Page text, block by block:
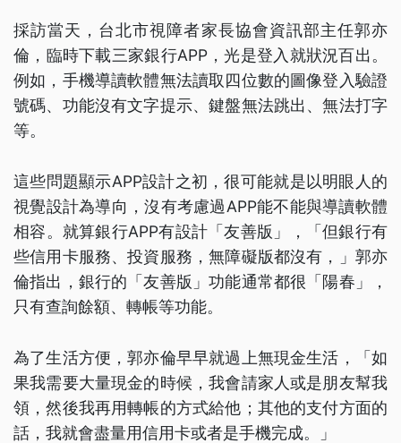
採訪當天，台北市視障者家長協會資訊部主任郭亦
倫，臨時下載三家銀行APP，光是登入就狀況百出。
例如，手機導讀軟體無法讀取四位數的圖像登入驗證
號碼、功能沒有文字提示、鍵盤無法跳出、無法打字
等。
這些問題顯示APP設計之初，很可能就是以明眼人的
視覺設計為導向，沒有考慮過APP能不能與導讀軟體
相容。就算銀行APP有設計「友善版」，「但銀行有
些信用卡服務、投資服務，無障礙版都沒有，」郭亦
倫指出，銀行的「友善版」功能通常都很「陽春」，
只有查詢餘額、轉帳等功能。
為了生活方便，郭亦倫早早就過上無現金生活，「如
果我需要大量現金的時候，我會請家人或是朋友幫我
領，然後我再用轉帳的方式給他；其他的支付方面的
話，我就會盡量用信用卡或者是手機完成。」